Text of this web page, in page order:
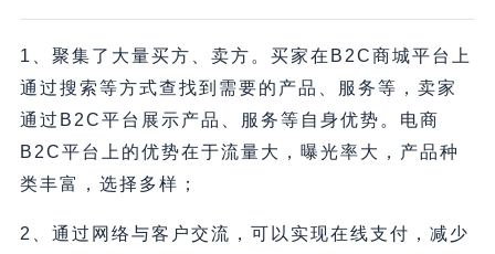
1、聚集了大量买方、卖方。买家在B2C商城平台上
通过搜索等方式查找到需要的产品、服务等，卖家
通过B2C平台展示产品、服务等自身优势。电商
B2C平台上的优势在于流量大，曝光率大，产品种
类丰富，选择多样；
2、通过网络与客户交流，可以实现在线支付，减少